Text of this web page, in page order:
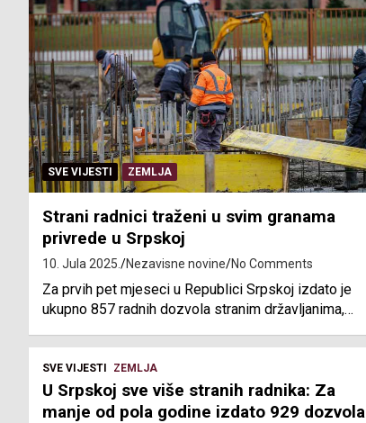
SVE VIJESTI ZEMLJA
Strani radnici traženi u svim granama
privrede u Srpskoj
10. Jula 2025. Nezavisne novine No Comments
Za prvih pet mjeseci u Republici Srpskoj izdato je
ukupno 857 radnih dozvola stranim državljanima,…
SVE VIJESTI ZEMLJA
U Srpskoj sve više stranih radnika: Za
manje od pola godine izdato 929 dozvola